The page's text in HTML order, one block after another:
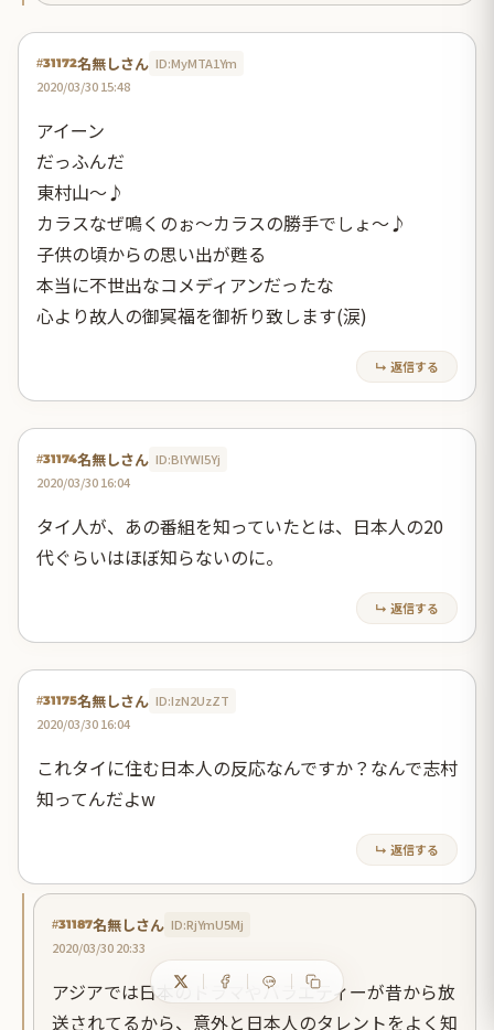
#31172名無しさん ID:MyMTA1Ym
2020/03/30 15:48
アイーン
だっふんだ
東村山～♪
カラスなぜ鳴くのぉ～カラスの勝手でしょ～♪
子供の頃からの思い出が甦る
本当に不世出なコメディアンだったな
心より故人の御冥福を御祈り致します(涙)
↳ 返信する
#31174名無しさん ID:BlYWI5Yj
2020/03/30 16:04
タイ人が、あの番組を知っていたとは、日本人の20
代ぐらいはほぼ知らないのに。
↳ 返信する
#31175名無しさん ID:IzN2UzZT
2020/03/30 16:04
これタイに住む日本人の反応なんですか？なんで志村
知ってんだよw
↳ 返信する
#31187名無しさん ID:RjYmU5Mj
2020/03/30 20:33
アジアでは日本のドラマやバラエティーが昔から放
送されてるから、意外と日本人のタレントをよく知